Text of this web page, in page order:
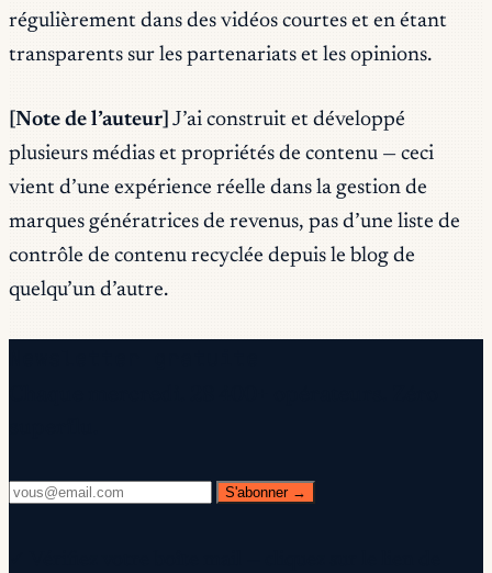
régulièrement dans des vidéos courtes et en étant
transparents sur les partenariats et les opinions.
[Note de l’auteur] J’ai construit et développé
plusieurs médias et propriétés de contenu — ceci
vient d’une expérience réelle dans la gestion de
marques génératrices de revenus, pas d’une liste de
contrôle de contenu recyclée depuis le blog de
quelqu’un d’autre.
S'abonner →